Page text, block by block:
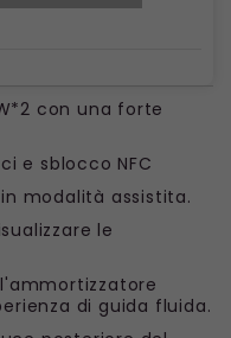
con una forte
e sblocco NFC
modalità assistita.
le
di guida fluida.